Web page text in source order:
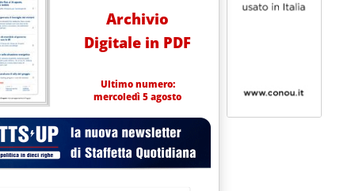
Archivio
Digitale in PDF
Ultimo numero:
mercoledì 5 agosto